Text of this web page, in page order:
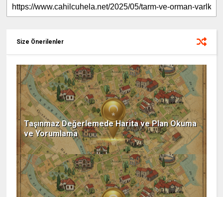
Size Önerilenler
Taşınmaz Değerlemede Harita ve Plan Okuma
ve Yorumlama